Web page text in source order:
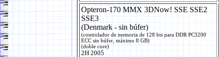
Opteron-170 MMX 3DNow! SSE SSE2
SSE3
(Denmark - sin búfer)
(controlador de memoria de 128 bts para DDR PC3200
ECC sin búfer, máximo 8 GB)
(doble core)
2H 2005